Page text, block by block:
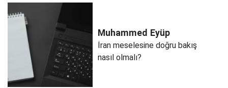
Muhammed Eyüp
İran meselesine doğru bakış
nasıl olmalı?